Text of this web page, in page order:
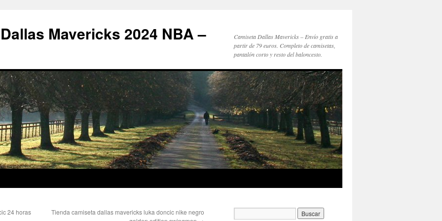
Mavericks 2024 NBA –
Camiseta Dallas Mavericks – Envío gratis a
partir de 79 euros. Completo de camisetas,
pantalón corto y resto del baloncesto.
24 horas
Tienda camiseta dallas mavericks luka doncic nike negro